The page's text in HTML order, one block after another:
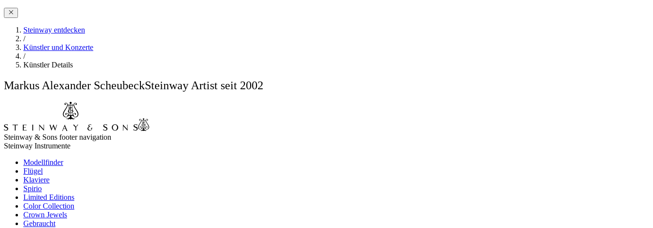
Steinway entdecken
/
Künstler und Konzerte
/
Künstler Details
Markus Alexander ScheubeckSteinway Artist seit 2002
Steinway & Sons footer navigation
Steinway Instrumente
Modellfinder
Flügel
Klaviere
Spirio
Limited Editions
Color Collection
Crown Jewels
Gebraucht